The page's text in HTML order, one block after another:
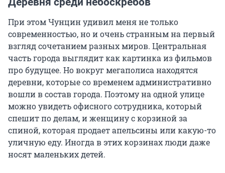
При этом Чунцин удивил меня не только
современностью, но и очень странным на первый
взгляд сочетанием разных миров. Центральная
часть города выглядит как картинка из фильмов
про будущее. Но вокруг мегаполиса находятся
деревни, которые со временем административно
вошли в состав города. Поэтому на одной улице
можно увидеть офисного сотрудника, который
спешит по делам, и женщину с корзиной за
спиной, которая продает апельсины или какую-то
уличную еду. Иногда в этих корзинах люди даже
носят маленьких детей.